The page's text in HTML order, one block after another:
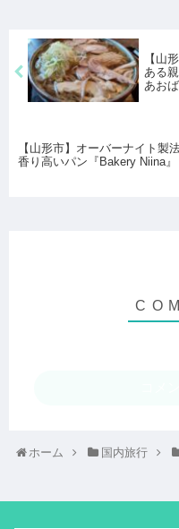
【山
ある
あおば
【山形市】オーバーナイト製
香り高いパン『Bakery Niina』
ホーム 国内旅行